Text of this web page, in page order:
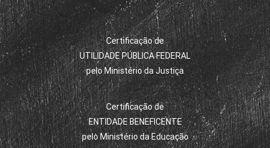
Certificação de
UTILIDADE PÚBLICA FEDERAL
pelo Ministério da Justiça
Certificação de
ENTIDADE BENEFICENTE
pelo Ministério da Educação